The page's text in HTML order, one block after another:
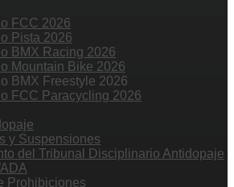
FCC 2026
Pista 2026
BMX Racing 2026
Mountain Bike 2026
BMX Freestyle 2026
FCC Paracycling 2026
y Suspensiones
del Tribunal Disciplinario Antidopaje
Prohibiciones